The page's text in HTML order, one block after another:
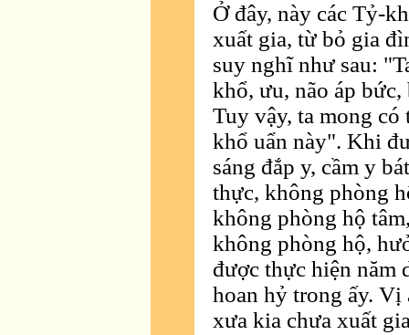
Ở đây, này các Tỷ-
xuất gia, từ bỏ gia
suy nghĩ như sau:
khổ, ưu, não áp
Tuy vậy, ta mong có
khổ uẩn này". Khi
sáng đắp y, cầm y
thực, không phòng
không phòng hộ
không phòng hộ,
được thực hiện năm
hoan hỷ trong ấy.
xưa kia chưa xuất